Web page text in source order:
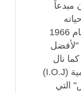
مبدعاً
ونضاله واستشهاده. وقد نال عام 1966
"لأفضل
نال
جائزة منظمة الصحافيين العالمية (I.O.J)
التي